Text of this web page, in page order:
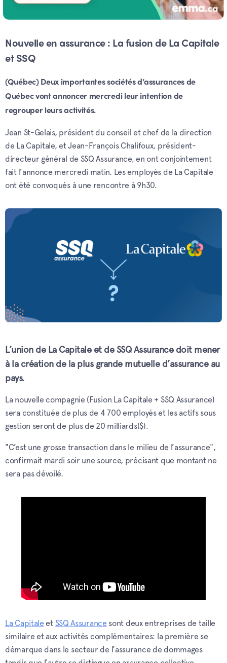
Nouvelle en assurance : La fusion de La Capitale
et SSQ
(Québec) Deux importantes sociétés d’assurances de
Québec vont annoncer mercredi leur intention de
regrouper leurs activités.
Jean St-Gelais, président du conseil et chef de la direction
de La Capitale, et Jean-François Chalifoux, président-
directeur général de SSQ Assurance, en ont conjointement
fait l’annonce mercredi matin. Les employés de La Capitale
ont été convoqués à une rencontre à 9h30.
L’union de La Capitale et de SSQ Assurance doit mener
à la création de la plus grande mutuelle d’assurance au
pays.
La nouvelle compagnie (Fusion La Capitale + SSQ Assurance)
sera constituée de plus de 4 700 employés et les actifs sous
gestion seront de plus de 20 milliards($).
"C’est une grosse transaction dans le milieu de l’assurance",
confirmait mardi soir une source, précisant que montant ne
sera pas dévoilé.
La Capitale et SSQ Assurance sont deux entreprises de taille
similaire et aux activités complémentaires: la première se
démarque dans le secteur de l’assurance de dommages